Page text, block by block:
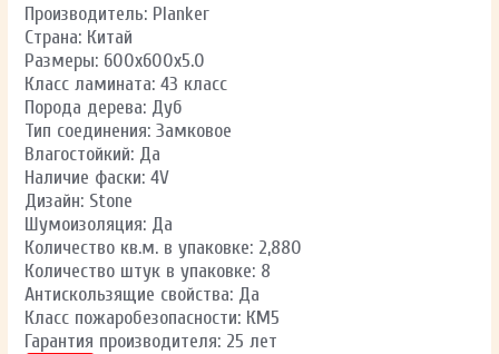
Производитель: Planker
Страна: Китай
Размеры: 600х600х5.0
Класс ламината: 43 класс
Порода дерева: Дуб
Тип соединения: Замковое
Влагостойкий: Да
Наличие фаски: 4V
Дизайн: Stone
Шумоизоляция: Да
Количество кв.м. в упаковке: 2,880
Количество штук в упаковке: 8
Антискользящие свойства: Да
Класс пожаробезопасности: КМ5
Гарантия производителя: 25 лет